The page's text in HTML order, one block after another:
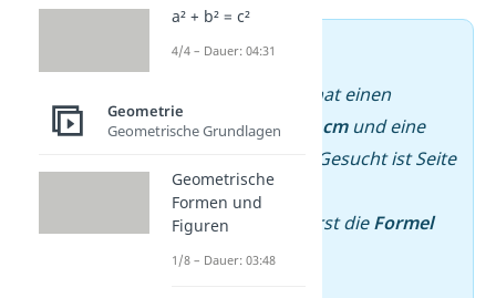
➡️ Beispiel
Das Rechteck hat einen
UmfangU = 30 cmund eine
. Gesucht ist Seite
a.
–Schreibe zuerst dieFormel
auf:
a² + b² = c²
4/4 – Dauer: 04:31
Geometrie
Geometrische Grundlagen
Geometrische
Formen und
Figuren
1/8 – Dauer: 03:48